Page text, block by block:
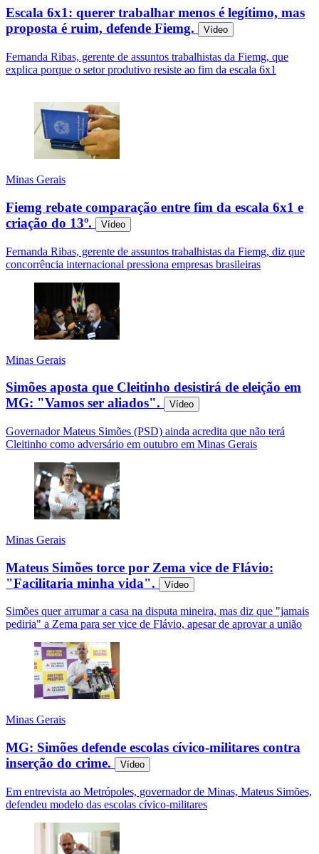
Escala 6x1: querer trabalhar menos é legítimo, mas
proposta é ruim, defende Fiemg.
Vídeo
Fernanda Ribas, gerente de assuntos trabalhistas da Fiemg, que
explica porque o setor produtivo resiste ao fim da escala 6x1
Minas Gerais
Fiemg rebate comparação entre fim da escala 6x1 e
criação do 13º.
Vídeo
Fernanda Ribas, gerente de assuntos trabalhistas da Fiemg, diz que
concorrência internacional pressiona empresas brasileiras
Minas Gerais
Simões aposta que Cleitinho desistirá de eleição em
MG: "Vamos ser aliados".
Vídeo
Governador Mateus Simões (PSD) ainda acredita que não terá
Cleitinho como adversário em outubro em Minas Gerais
Minas Gerais
Mateus Simões torce por Zema vice de Flávio:
"Facilitaria minha vida".
Vídeo
Simões quer arrumar a casa na disputa mineira, mas diz que "jamais
pediria" a Zema para ser vice de Flávio, apesar de aprovar a união
Minas Gerais
MG: Simões defende escolas cívico-militares contra
inserção do crime.
Vídeo
Em entrevista ao Metrópoles, governador de Minas, Mateus Simões,
defendeu modelo das escolas cívico-militares